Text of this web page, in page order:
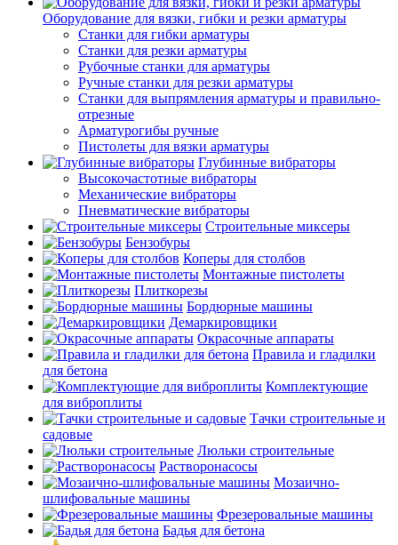
Оборудование для вязки, гибки и резки арматуры
Станки для гибки арматуры
Станки для резки арматуры
Рубочные станки для арматуры
Ручные станки для резки арматуры
Станки для выпрямления арматуры и правильно-
отрезные
Арматурогибы ручные
Пистолеты для вязки арматуры
Глубинные вибраторы
Высокочастотные вибраторы
Механические вибраторы
Пневматические вибраторы
Строительные миксеры
Бензобуры
Коперы для столбов
Монтажные пистолеты
Плиткорезы
Бордюрные машины
Демаркировщики
Окрасочные аппараты
Правила и гладилки
для бетона
Комплектующие
для виброплиты
Тачки строительные и
садовые
Люльки строительные
Растворонасосы
Мозаично-
шлифовальные машины
Фрезеровальные машины
Бадья для бетона